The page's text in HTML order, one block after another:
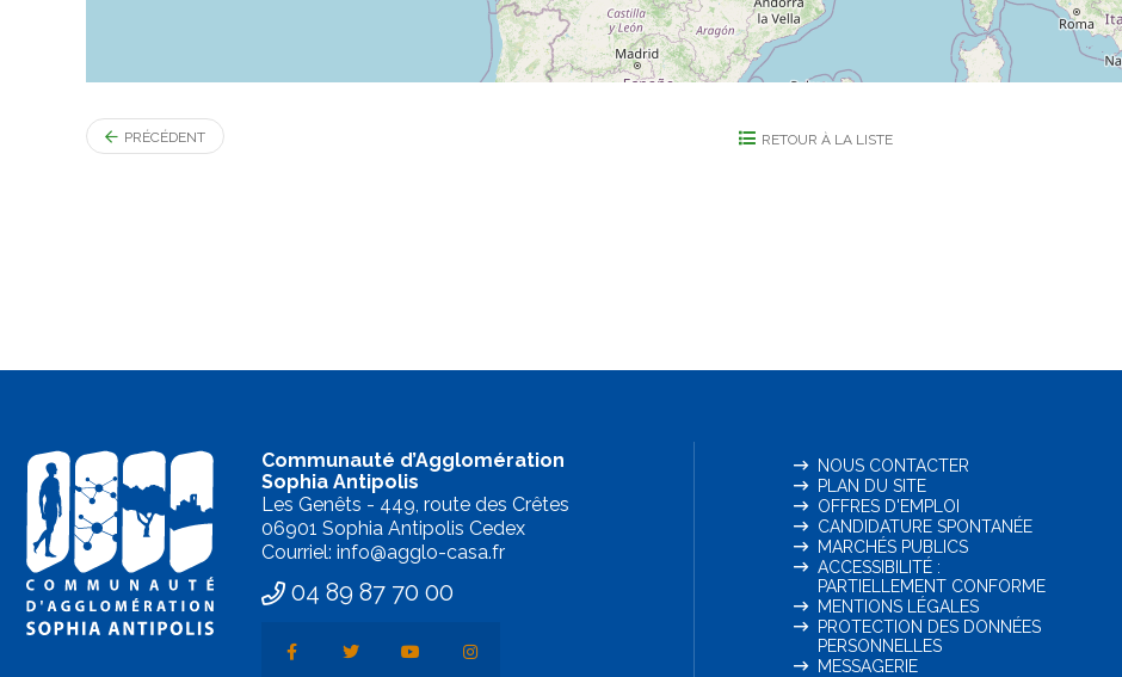
PRÉCÉDENT RETOUR À LA LISTE
Communauté d’Agglomération
Sophia Antipolis
Les Genêts - 449, route des Crêtes
06901 Sophia Antipolis Cedex
Courriel: info@agglo-casa.fr
04 89 87 70 00
NOUS CONTACTER
PLAN DU SITE
OFFRES D'EMPLOI
CANDIDATURE SPONTANÉE
MARCHÉS PUBLICS
ACCESSIBILITÉ :
PARTIELLEMENT CONFORME
MENTIONS LÉGALES
PROTECTION DES DONNÉES
PERSONNELLES
MESSAGERIE